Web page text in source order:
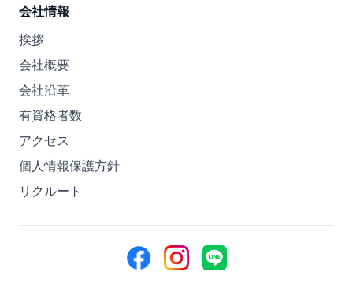
会社情報
挨拶
会社概要
会社沿革
有資格者数
アクセス
個人情報保護方針
リクルート